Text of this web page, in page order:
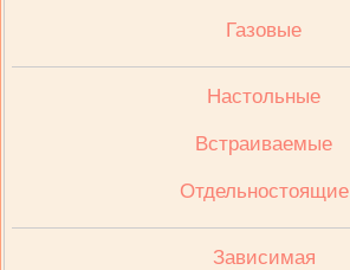
Газовые
Настольные
Встраиваемые
Отдельностоящие
Зависимая